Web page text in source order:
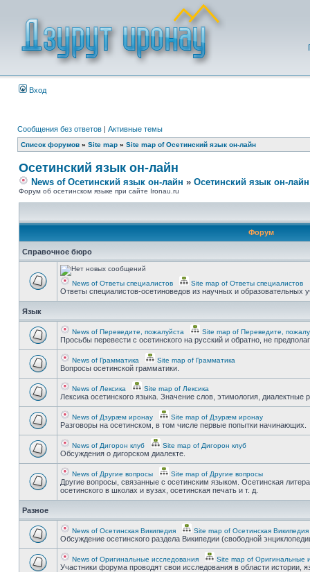
Вход
Сообщения без ответов | Активные темы
Список форумов » Site map » Site map of Осетинский язык он-лайн
Осетинский язык он-лайн
News of Осетинский язык он-лайн » Осетинский язык он-лайн
Форум об осетинском языке при сайте Ironau.ru
Форум
Справочное бюро
News of Ответы специалистов Site map of Ответы специалистов
Ответы специалистов-осетиноведов из научных и
Язык
News of Переведите, пожалуйста Site map of Переведите,
Просьбы перевести с осетинского на русский и обратно, не
News of Грамматика Site map of Грамматика
Вопросы осетинской грамматики.
News of Лексика Site map of Лексика
Лексика осетинского языка. Значение слов, этимология, диалектные
News of Дзурæм иронау Site map of Дзурæм иронау
Разговоры на осетинском, в том числе первые попытки начинающих.
News of Дигорон клуб Site map of Дигорон клуб
Обсуждения о дигорском диалекте.
News of Другие вопросы Site map of Другие вопросы
Другие вопросы, связанные с осетинским языком. Осетинская
осетинского в школах и вузах, осетинская печать и т. д.
Разное
News of Осетинская Википедия Site map of Осетинская Википедия
Обсуждение осетинского раздела Википедии (свободной
News of Оригинальные исследования Site map of Оригинальные
Участники форума проводят свои исследования в области истории,